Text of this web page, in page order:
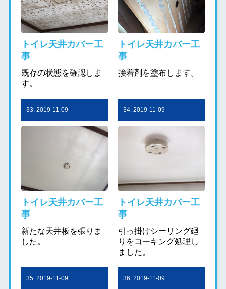
トイレ天井カバー工
事
既存の状態を確認しま
す。
トイレ天井カバー工
事
接着剤を塗布します。
33. 2019-11-09
トイレ天井カバー工
事
新たな天井板を張りま
した。
34. 2019-11-09
トイレ天井カバー工
事
引っ掛けシーリング廻
りをコーキング処理し
ました。
35. 2019-11-09 36. 2019-11-09